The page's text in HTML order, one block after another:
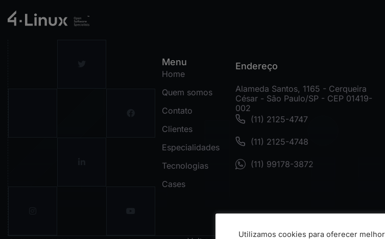
Menu
Home
Quem somos
Contato
Clientes
Especialidades
Tecnologias
Cases
Endereço
Alameda Santos, 1165 - Cerqueira
César - São Paulo/SP - CEP 01419-
002
(11) 2125-4747
(11) 2125-4748
(11) 99178-3872
Utilizamos cookies para oferecer